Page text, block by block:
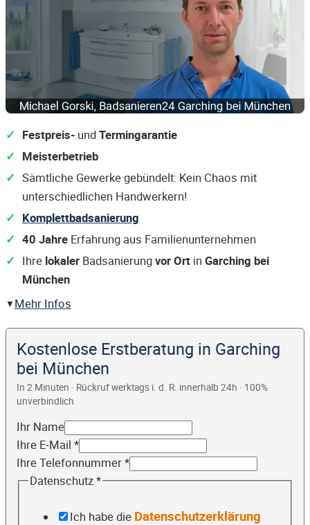
Festpreis- undTermingarantie
Meisterbetrieb
Sämtliche Gewerke gebündelt: Kein Chaos mit
unterschiedlichen Handwerkern!
Komplettbadsanierung
40 Jahre Erfahrung aus Familienunternehmen
Ihre lokaler Badsanierungvor Ort in Garching bei
München
Mehr Infos
Kostenlose Erstberatung in Garching
bei München
In 2 Minuten · Rückruf werktags i. d. R. innerhalb 24h · 100%
unverbindlich
Ihr Name
Ihre E-Mail *
Ihre Telefonnummer*
Datenschutz*
Ich habe die Datenschutzerklärung